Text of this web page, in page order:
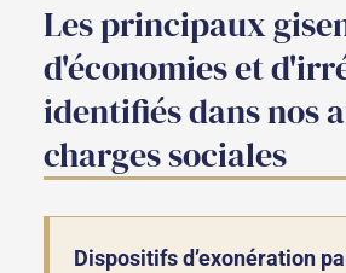
Les principaux
d'économies et
identifiés dans nos
charges sociales
Dispositifs d’exonération